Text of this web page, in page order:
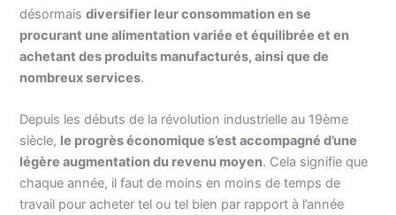
désormaisdiversifier leur consommation en se
procurant une alimentation variée et équilibrée et en
achetant des produits manufacturés, ainsi que de
nombreux services.
Depuis les débuts de la révolution industrielle au 19ème
siècle, le progrès économique s’est accompagné d’une
légère augmentation du revenu moyen. Cela signifie que
chaque année, il faut de moins en moins de temps de
travail pour acheter tel ou tel bien par rapport à l’année